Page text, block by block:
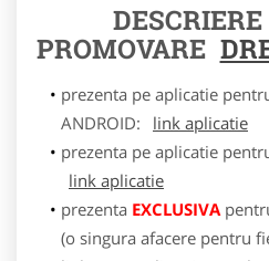
PROMOVARE
prezenta pe aplicatie
ANDROID:
link aplicatie
prezenta pe aplicatie
link aplicatie
prezenta EXCLUSIVA
(o singura afacere pentru